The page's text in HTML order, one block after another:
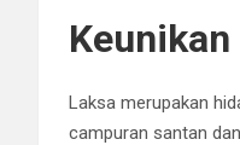
Laksa merupakan
campuran santan